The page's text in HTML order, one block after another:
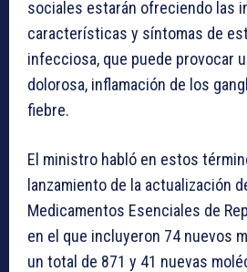
sociales estarán ofreciendo las
características y síntomas de
infecciosa, que puede provocar
dolorosa, inflamación de los
fiebre.
El ministro habló en estos
lanzamiento de la actualización
Medicamentos Esenciales de
en el que incluyeron 74 nuevos
un total de 871 y 41 nuevas